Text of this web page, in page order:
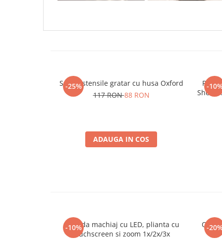
-25%
Set 4 ustensile gratar cu husa Oxford
117 RON88 RON
ADAUGA IN COS
-
Shell,
-10%
Oglinda machiaj cu LED, plianta cu
touchscreen si zoom 1x/2x/3x
-